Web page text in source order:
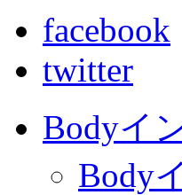
facebook
twitter
Bodyイ
Body